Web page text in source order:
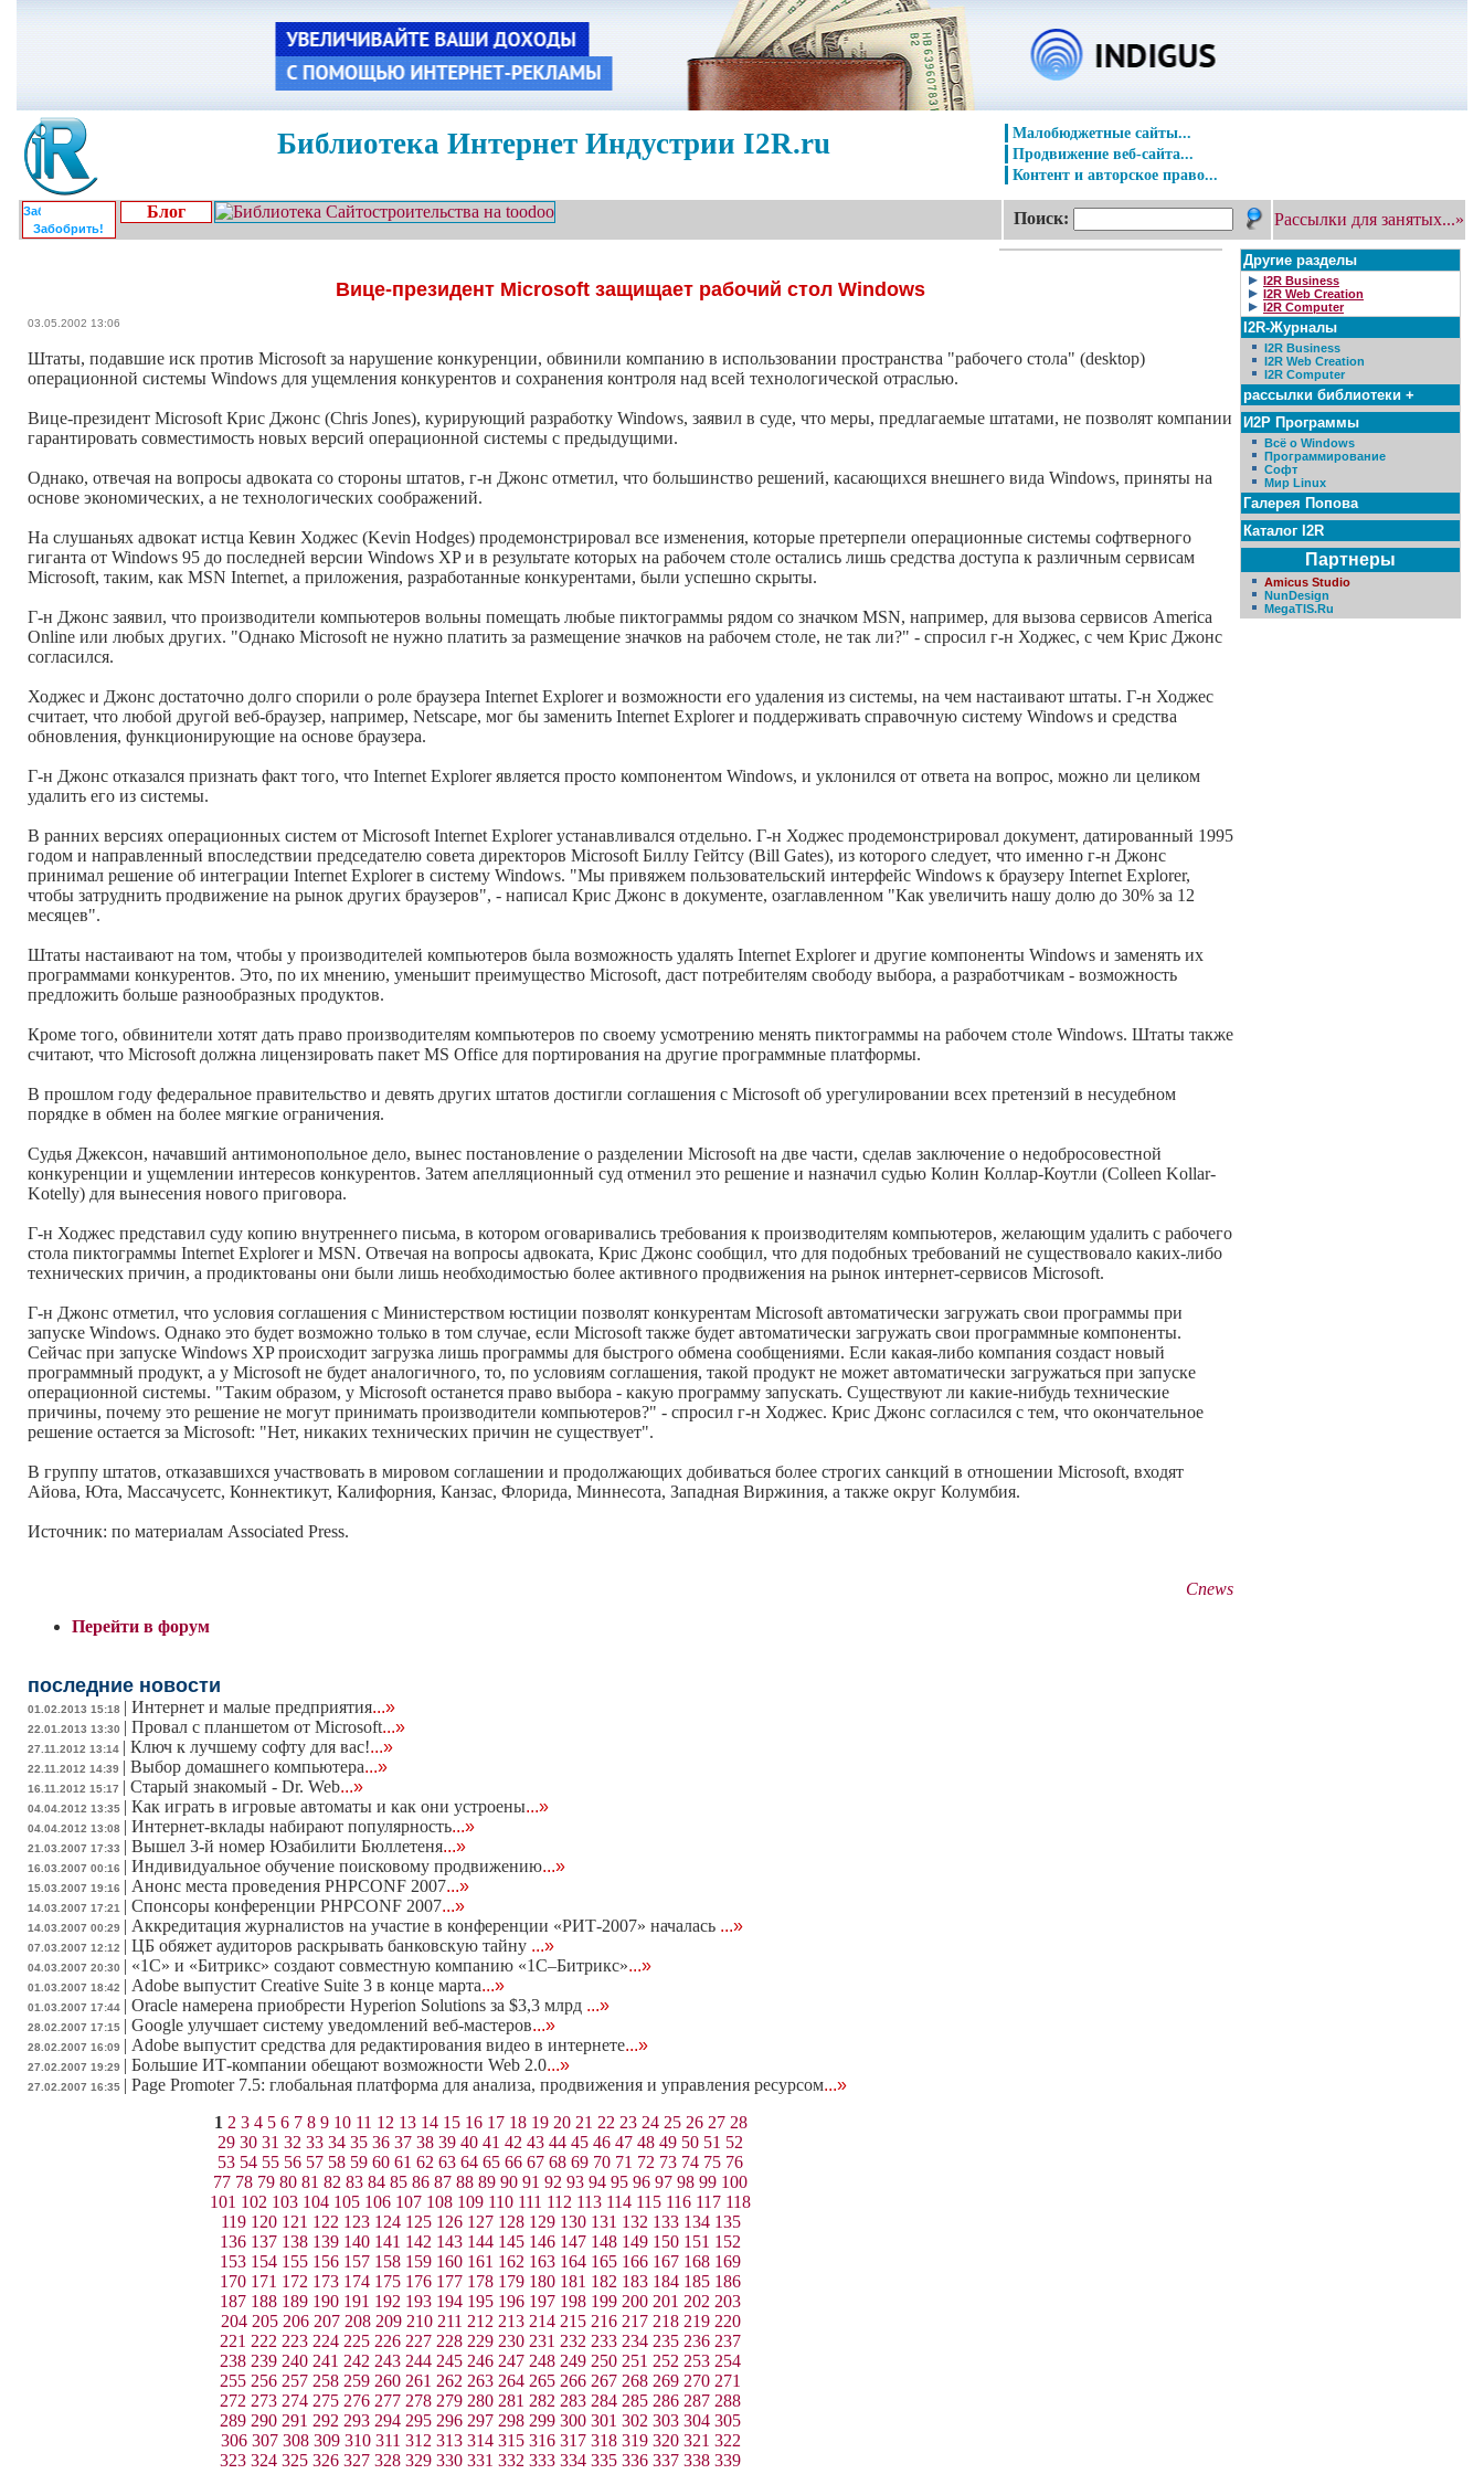
Библиотека Интернет Индустрии I2R.ru
Малобюджетные сайты...
Продвижение веб-сайта...
Контент и авторское право...
Забобрить!
Блог Поиск: Рассылки для занятых...»
Вице-президент Microsoft защищает рабочий стол Windows
03.05.2002 13:06
Штаты, подавшие иск против Microsoft за нарушение конкуренции, обвинили компанию в использовании пространства "рабочего стола" (desktop)
операционной системы Windows для ущемления конкурентов и сохранения контроля над всей технологической отраслью.
Вице-президент Microsoft Крис Джонс (Chris Jones), курирующий разработку Windows, заявил в суде, что меры, предлагаемые штатами, не позволят компании
гарантировать совместимость новых версий операционной системы с предыдущими.
Однако, отвечая на вопросы адвоката со стороны штатов, г-н Джонс отметил, что большинство решений, касающихся внешнего вида Windows, приняты на
основе экономических, а не технологических соображений.
На слушаньях адвокат истца Кевин Ходжес (Kevin Hodges) продемонстрировал все изменения, которые претерпели операционные системы софтверного
гиганта от Windows 95 до последней версии Windows XP и в результате которых на рабочем столе остались лишь средства доступа к различным сервисам
Microsoft, таким, как MSN Internet, а приложения, разработанные конкурентами, были успешно скрыты.
Г-н Джонс заявил, что производители компьютеров вольны помещать любые пиктограммы рядом со значком MSN, например, для вызова сервисов America
Online или любых других. "Однако Microsoft не нужно платить за размещение значков на рабочем столе, не так ли?" - спросил г-н Ходжес, с чем Крис Джонс
согласился.
Ходжес и Джонс достаточно долго спорили о роле браузера Internet Explorer и возможности его удаления из системы, на чем настаивают штаты. Г-н Ходжес
считает, что любой другой веб-браузер, например, Netscape, мог бы заменить Internet Explorer и поддерживать справочную систему Windows и средства
обновления, функционирующие на основе браузера.
Г-н Джонс отказался признать факт того, что Internet Explorer является просто компонентом Windows, и уклонился от ответа на вопрос, можно ли целиком
удалить его из системы.
В ранних версиях операционных систем от Microsoft Internet Explorer устанавливался отдельно. Г-н Ходжес продемонстрировал документ, датированный 1995
годом и направленный впоследствии председателю совета директоров Microsoft Биллу Гейтсу (Bill Gates), из которого следует, что именно г-н Джонс
принимал решение об интеграции Internet Explorer в систему Windows. "Мы привяжем пользовательский интерфейс Windows к браузеру Internet Explorer,
чтобы затруднить продвижение на рынок других браузеров", - написал Крис Джонс в документе, озаглавленном "Как увеличить нашу долю до 30% за 12
месяцев".
Штаты настаивают на том, чтобы у производителей компьютеров была возможность удалять Internet Explorer и другие компоненты Windows и заменять их
программами конкурентов. Это, по их мнению, уменьшит преимущество Microsoft, даст потребителям свободу выбора, а разработчикам - возможность
предложить больше разнообразных продуктов.
Кроме того, обвинители хотят дать право производителям компьютеров по своему усмотрению менять пиктограммы на рабочем столе Windows. Штаты также
считают, что Microsoft должна лицензировать пакет MS Office для портирования на другие программные платформы.
В прошлом году федеральное правительство и девять других штатов достигли соглашения с Microsoft об урегулировании всех претензий в несудебном
порядке в обмен на более мягкие ограничения.
Судья Джексон, начавший антимонопольное дело, вынес постановление о разделении Microsoft на две части, сделав заключение о недобросовестной
конкуренции и ущемлении интересов конкурентов. Затем апелляционный суд отменил это решение и назначил судью Колин Коллар-Коутли (Colleen Kollar-
Kotelly) для вынесения нового приговора.
Г-н Ходжес представил суду копию внутреннего письма, в котором оговаривались требования к производителям компьютеров, желающим удалить с рабочего
стола пиктограммы Internet Explorer и MSN. Отвечая на вопросы адвоката, Крис Джонс сообщил, что для подобных требований не существовало каких-либо
технических причин, а продиктованы они были лишь необходимостью более активного продвижения на рынок интернет-сервисов Microsoft.
Г-н Джонс отметил, что условия соглашения с Министерством юстиции позволят конкурентам Microsoft автоматически загружать свои программы при
запуске Windows. Однако это будет возможно только в том случае, если Microsoft также будет автоматически загружать свои программные компоненты.
Сейчас при запуске Windows XP происходит загрузка лишь программы для быстрого обмена сообщениями. Если какая-либо компания создаст новый
программный продукт, а у Microsoft не будет аналогичного, то, по условиям соглашения, такой продукт не может автоматически загружаться при запуске
операционной системы. "Таким образом, у Microsoft останется право выбора - какую программу запускать. Существуют ли какие-нибудь технические
причины, почему это решение не могут принимать производители компьютеров?" - спросил г-н Ходжес. Крис Джонс согласился с тем, что окончательное
решение остается за Microsoft: "Нет, никаких технических причин не существует".
В группу штатов, отказавшихся участвовать в мировом соглашении и продолжающих добиваться более строгих санкций в отношении Microsoft, входят
Айова, Юта, Массачусетс, Коннектикут, Калифорния, Канзас, Флорида, Миннесота, Западная Виржиния, а также округ Колумбия.
Источник: по материалам Associated Press.
Cnews
Перейти в форум
последние новости
01.02.2013 15:18 | Интернет и малые предприятия...»
22.01.2013 13:30 | Провал с планшетом от Microsoft...»
27.11.2012 13:14 | Ключ к лучшему софту для вас!...»
22.11.2012 14:39 | Выбор домашнего компьютера...»
16.11.2012 15:17 | Старый знакомый - Dr. Web...»
04.04.2012 13:35 | Как играть в игровые автоматы и как они устроены...»
04.04.2012 13:08 | Интернет-вклады набирают популярность...»
21.03.2007 17:33 | Вышел 3-й номер Юзабилити Бюллетеня...»
16.03.2007 00:16 | Индивидуальное обучение поисковому продвижению...»
15.03.2007 19:16 | Анонс места проведения PHPCONF 2007...»
14.03.2007 17:21 | Спонсоры конференции PHPCONF 2007...»
14.03.2007 00:29 | Аккредитация журналистов на участие в конференции «РИТ-2007» началась ...»
07.03.2007 12:12 | ЦБ обяжет аудиторов раскрывать банковскую тайну ...»
04.03.2007 20:30 | «1С» и «Битрикс» создают совместную компанию «1С–Битрикс»...»
01.03.2007 18:42 | Adobe выпустит Creative Suite 3 в конце марта...»
01.03.2007 17:44 | Oracle намерена приобрести Hyperion Solutions за $3,3 млрд ...»
28.02.2007 17:15 | Google улучшает систему уведомлений веб-мастеров...»
28.02.2007 16:09 | Adobe выпустит средства для редактирования видео в интернете...»
27.02.2007 19:29 | Большие ИТ-компании обещают возможности Web 2.0...»
27.02.2007 16:35 | Page Promoter 7.5: глобальная платформа для анализа, продвижения и управления ресурсом...»
1 2 3 4 5 6 7 8 9 10 11 12 13 14 15 16 17 18 19 20 21 22 23 24 25 26 27 28
29 30 31 32 33 34 35 36 37 38 39 40 41 42 43 44 45 46 47 48 49 50 51 52
53 54 55 56 57 58 59 60 61 62 63 64 65 66 67 68 69 70 71 72 73 74 75 76
77 78 79 80 81 82 83 84 85 86 87 88 89 90 91 92 93 94 95 96 97 98 99 100
101 102 103 104 105 106 107 108 109 110 111 112 113 114 115 116 117 118
119 120 121 122 123 124 125 126 127 128 129 130 131 132 133 134 135
136 137 138 139 140 141 142 143 144 145 146 147 148 149 150 151 152
153 154 155 156 157 158 159 160 161 162 163 164 165 166 167 168 169
170 171 172 173 174 175 176 177 178 179 180 181 182 183 184 185 186
187 188 189 190 191 192 193 194 195 196 197 198 199 200 201 202 203
204 205 206 207 208 209 210 211 212 213 214 215 216 217 218 219 220
221 222 223 224 225 226 227 228 229 230 231 232 233 234 235 236 237
238 239 240 241 242 243 244 245 246 247 248 249 250 251 252 253 254
255 256 257 258 259 260 261 262 263 264 265 266 267 268 269 270 271
272 273 274 275 276 277 278 279 280 281 282 283 284 285 286 287 288
289 290 291 292 293 294 295 296 297 298 299 300 301 302 303 304 305
306 307 308 309 310 311 312 313 314 315 316 317 318 319 320 321 322
323 324 325 326 327 328 329 330 331 332 333 334 335 336 337 338 339
Другие разделы
I2R Business
I2R Web Creation
I2R Computer
I2R-Журналы
I2R Business
I2R Web Creation
I2R Computer
рассылки библиотеки +
И2Р Программы
Всё о Windows
Программирование
Софт
Мир Linux
Галерея Попова
Каталог I2R
Партнеры
Amicus Studio
NunDesign
MegaTIS.Ru